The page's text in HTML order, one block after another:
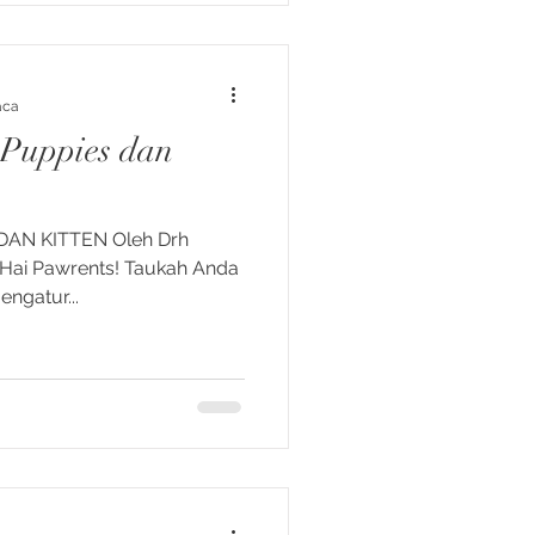
dan
KITTEN Oleh Drh
Pawrents! Taukah Anda